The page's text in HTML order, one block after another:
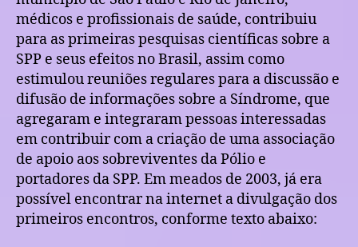
médicos e profissionais de saúde, contribuiu
para as primeiras pesquisas científicas sobre a
SPP e seus efeitos no Brasil, assim como
estimulou reuniões regulares para a discussão e
difusão de informações sobre a Síndrome, que
agregaram e integraram pessoas interessadas
em contribuir com a criação de uma associação
de apoio aos sobreviventes da Pólio e
portadores da SPP. Em meados de 2003, já era
possível encontrar na internet a divulgação dos
primeiros encontros, conforme texto abaixo: